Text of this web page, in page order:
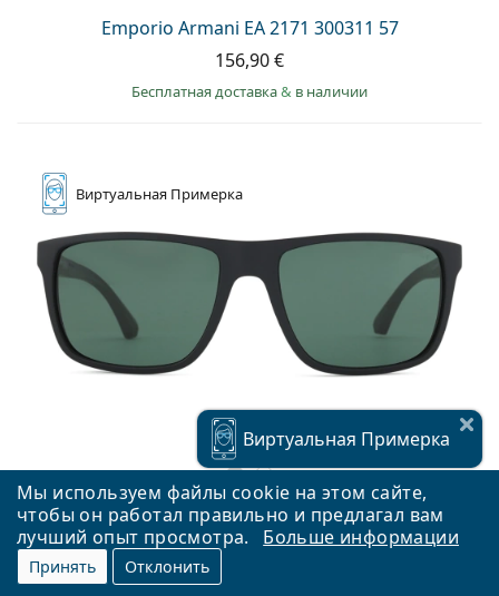
Мы используем файлы cookie на этом сайте,
чтобы он работал правильно и предлагал вам
лучший опыт просмотра.
Больше информации
Принять Отклонить
Emporio Armani EA 2171 300311 57
156,90 €
Бесплатная доставка& в наличии
Виртуальная Примерка
Emporio Armani EA 4033 500171 56
Виртуальная Примерка